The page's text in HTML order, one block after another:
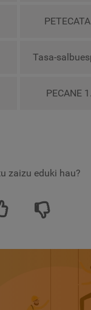
Tasa-
PECANE
zaizu eduki hau?